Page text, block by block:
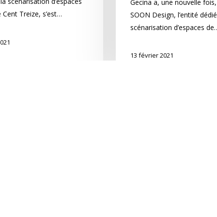
Cent Treize, s’est…
Gecina a, une nouvelle
SOON Design, l’entité
scénarisation d’espaces
13 février 2021